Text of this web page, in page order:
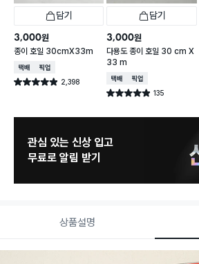
담기
3,000원
종이 호일 30cmX33m
택배배송매장픽업
별점 4.9점 2,398
건 작성
담기
3,000원
다용도 종이 호일 30 cm X
33 m
택배배송매장픽업
별점 4.9점 135
건 작성
관심 있는 신상 입고
무료로 알림 받기
상품설명